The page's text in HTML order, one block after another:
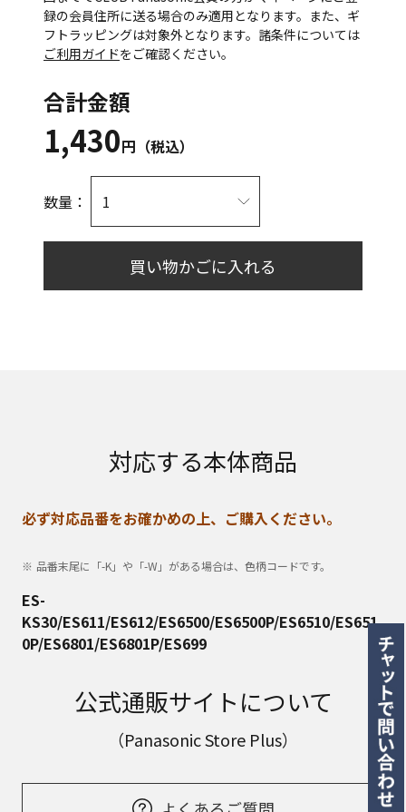
録の会員住所に送る場合のみ適用となります。また、ギ
フトラッピングは対象外となります。諸条件については
ご利用ガイドをご確認ください。
合計金額
1,430円（税込）
数量：
買い物かごに入れる
対応する本体商品
必ず対応品番をお確かめの上、ご購入ください。
品番末尾に「-K」や「-W」がある場合は、色柄コードです。
ES-
KS30/ES611/ES612/ES6500/ES6500P/ES6510/ES651
0P/ES6801/ES6801P/ES699
公式通販サイトについて
（Panasonic Store Plus）